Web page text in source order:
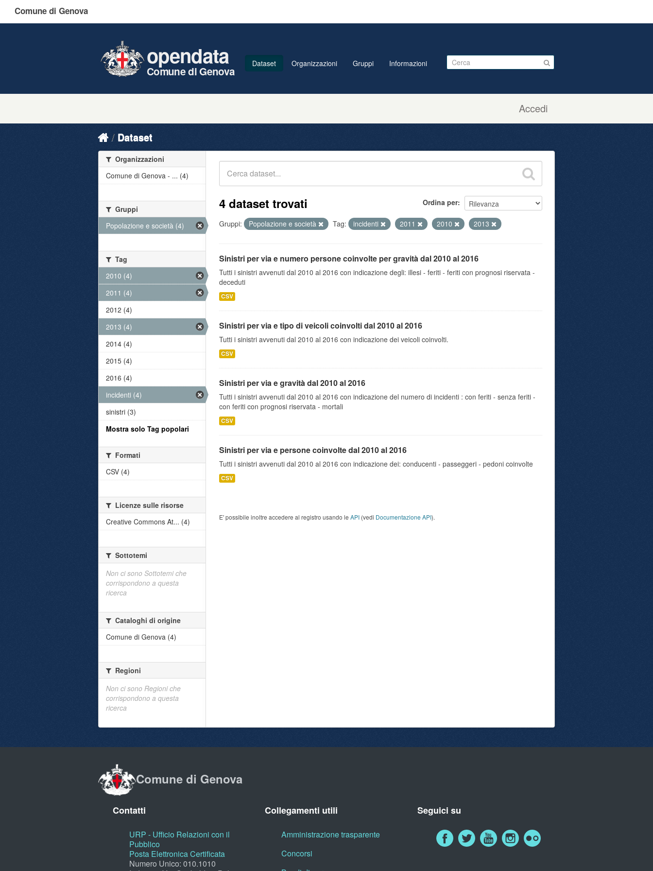
Comune di Genova
Accedi
opendata
Comune di Genova
Dataset Organizzazioni Gruppi Informazioni
Dataset
Ordina per
4 dataset trovati
Gruppi: Popolazione e società Tag: incidenti 2011 2010 2013
Sinistri per via e numero persone coinvolte per gravità dal 2010 al 2016
Tutti i sinistri avvenuti dal 2010 al 2016 con indicazione degli: illesi - feriti - feriti con prognosi riservata -
deceduti
CSV
Sinistri per via e tipo di veicoli coinvolti dal 2010 al 2016
Tutti i sinistri avvenuti dal 2010 al 2016 con indicazione dei veicoli coinvolti.
CSV
Sinistri per via e gravità dal 2010 al 2016
Tutti i sinistri avvenuti dal 2010 al 2016 con indicazione del numero di incidenti : con feriti - senza feriti -
con feriti con prognosi riservata - mortali
CSV
Sinistri per via e persone coinvolte dal 2010 al 2016
Tutti i sinistri avvenuti dal 2010 al 2016 con indicazione dei: conducenti - passeggeri - pedoni coinvolte
CSV
E' possibile inoltre accedere al registro usando le API (vedi Documentazione API).
Organizzazioni
Comune di Genova - ... (4)
Gruppi
Popolazione e società (4)
Tag
2010 (4)
2011 (4)
2012 (4)
2013 (4)
2014 (4)
2015 (4)
2016 (4)
incidenti (4)
sinistri (3)
Mostra solo Tag popolari
Formati
CSV (4)
Licenze sulle risorse
Creative Commons At... (4)
Sottotemi
Non ci sono Sottotemi che
corrispondono a questa
ricerca
Cataloghi di origine
Comune di Genova (4)
Regioni
Non ci sono Regioni che
corrispondono a questa
ricerca
Comune di Genova
Contatti
URP - Ufficio Relazioni con il
Pubblico
Posta Elettronica Certificata
Numero Unico: 010.1010
Collegamenti utili
Amministrazione trasparente
Concorsi
Seguici su